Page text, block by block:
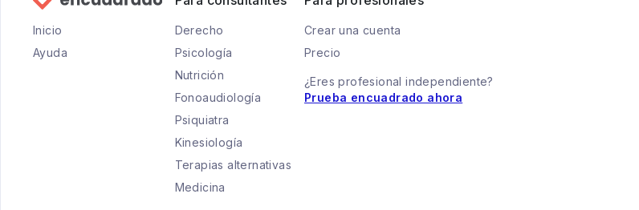
Inicio
Ayuda
Derecho
Psicología
Nutrición
Fonoaudiología
Psiquiatra
Kinesiología
Terapias alternativas
Medicina
Crear una cuenta
Precio
¿Eres profesional independiente?
Prueba encuadrado ahora